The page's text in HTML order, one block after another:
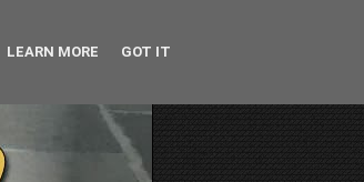
LEARN MORE GOT IT